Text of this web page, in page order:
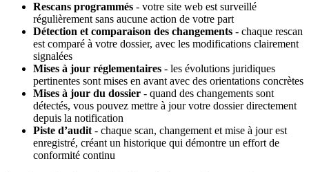
Rescans programmés - votre site web est surveillé
régulièrement sans aucune action de votre part
Détection et comparaison des changements - chaque rescan
est comparé à votre dossier, avec les modifications clairement
signalées
Mises à jour réglementaires - les évolutions juridiques
pertinentes sont mises en avant avec des orientations concrètes
Mises à jour du dossier - quand des changements sont
détectés, vous pouvez mettre à jour votre dossier directement
depuis la notification
Piste d’audit - chaque scan, changement et mise à jour est
enregistré, créant un historique qui démontre un effort de
conformité continu